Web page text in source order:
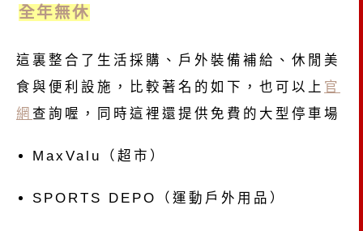
全年無休
這裏整合了生活採購、戶外裝備補給、休閒美
食與便利設施，比較著名的如下，也可以上 官
網 查詢喔，同時這裡還提供免費的大型停車場
MaxValu（超市）
SPORTS DEPO（運動戶外用品）